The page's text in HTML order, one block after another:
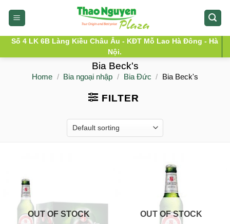
Số 4 LK 6B Làng Kiều Châu Âu - KĐT Mỗ Lao Hà Đông - Hà
Nội.
Bia Beck's
Home / Bia ngoại nhập / Bia Đức / Bia Beck's
FILTER
OUT OF STOCK OUT OF STOCK